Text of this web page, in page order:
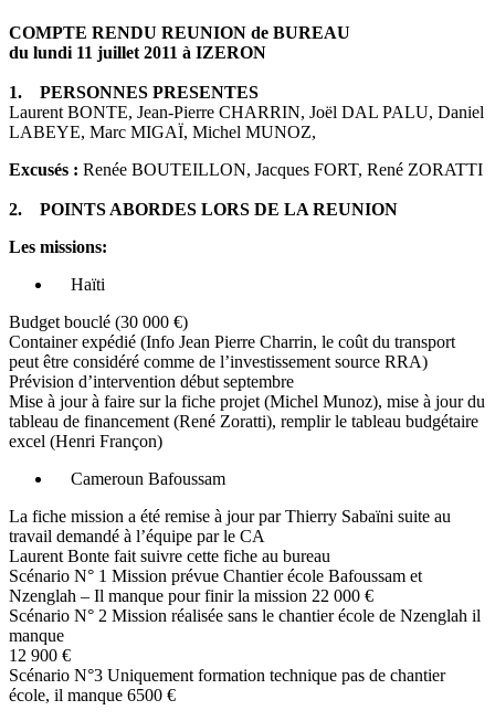
COMPTE RENDU REUNION de BUREAU
du lundi 11 juillet 2011 à IZERON
1. PERSONNES PRESENTES
Laurent BONTE, Jean-Pierre CHARRIN, Joël DAL PALU, Daniel
LABEYE, Marc MIGAÏ, Michel MUNOZ,
Excusés : Renée BOUTEILLON, Jacques FORT, René ZORATTI
2. POINTS ABORDES LORS DE LA REUNION
Les missions:
Haïti
Budget bouclé (30 000 €)
Container expédié (Info Jean Pierre Charrin, le coût du transport
peut être considéré comme de l’investissement source RRA)
Prévision d’intervention début septembre
Mise à jour à faire sur la fiche projet (Michel Munoz), mise à jour du
tableau de financement (René Zoratti), remplir le tableau budgétaire
excel (Henri Françon)
Cameroun Bafoussam
La fiche mission a été remise à jour par Thierry Sabaïni suite au
travail demandé à l’équipe par le CA
Laurent Bonte fait suivre cette fiche au bureau
Scénario N° 1 Mission prévue Chantier école Bafoussam et
Nzenglah – Il manque pour finir la mission 22 000 €
Scénario N° 2 Mission réalisée sans le chantier école de Nzenglah il
manque
12 900 €
Scénario N°3 Uniquement formation technique pas de chantier
école, il manque 6500 €